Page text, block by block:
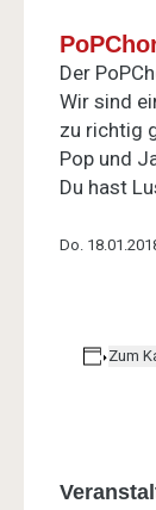
Der
Wir sind
zu richtig
Pop und
Du hast
Do.
Zum